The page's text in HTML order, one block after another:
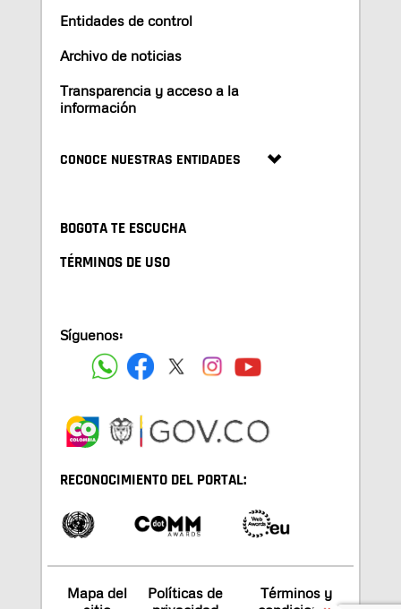
Entidades de control
Archivo de noticias
Transparencia y acceso a la
información
CONOCE NUESTRAS ENTIDADES
BOGOTA TE ESCUCHA
TÉRMINOS DE USO
Síguenos:
RECONOCIMIENTO DEL PORTAL:
Mapa del
Políticas de
Términos y